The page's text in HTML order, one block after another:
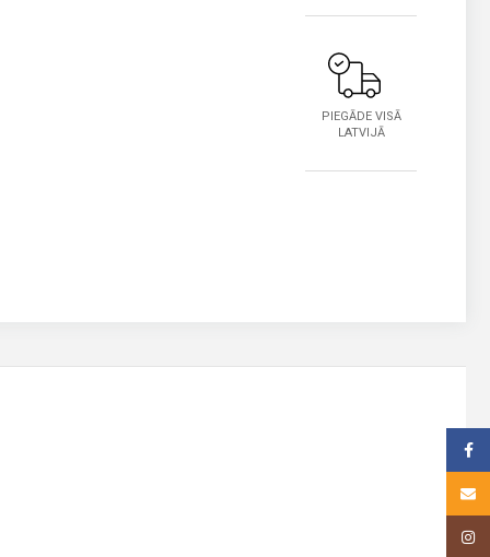
PIEGĀDE VISĀ
LATVIJĀ
Email